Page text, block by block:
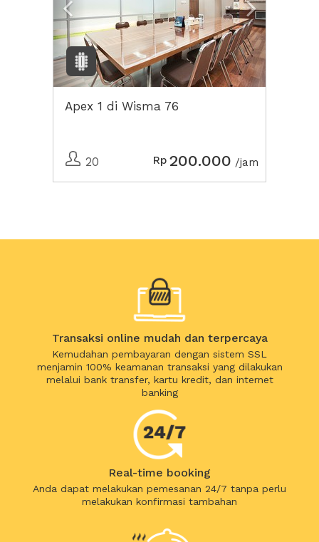
Apex 1 di Wisma 76
20 Rp 200.000 /jam
Transaksi online mudah dan terpercaya
Kemudahan pembayaran dengan sistem SSL
menjamin 100% keamanan transaksi yang dilakukan
melalui bank transfer, kartu kredit, dan internet
banking
Real-time booking
Anda dapat melakukan pemesanan 24/7 tanpa perlu
melakukan konfirmasi tambahan